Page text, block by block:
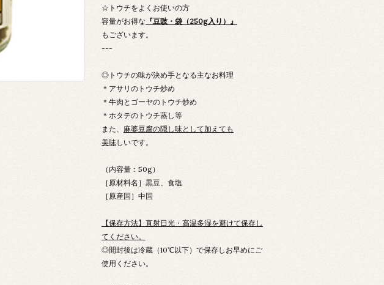
☆トウチをよくお使いの方
容量がお得な 『豆豉・袋（250g入り）』
もございます。
---
◎トウチの味が決め手となる主なお料理
＊アサリのトウチ炒め
＊牛肉とゴーヤのトウチ炒め
＊ホタテのトウチ蒸し等
また、 麻婆豆腐の隠し味として加えても
美味しいです。
（内容量：50g）
［原材料名］黒豆、食塩
［原産国］中国
【保存方法】直射日光・高温多湿を避けて保存し
てください。
◎開封後は冷蔵（10℃以下）で保存しお早めにご
使用ください。